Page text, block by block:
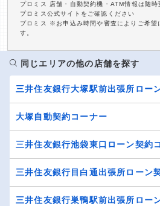
プロミス 店舗・自動契約機・ATM情報は随
プロミス公式サイトをご確認ください
プロミス ※お申込み時間や審査によりご希望
す。
同じエリアの他の店舗を探す
三井住友銀行大塚駅前出張所ロー
大塚自動契約コーナー
三井住友銀行池袋東口ローン契約
三井住友銀行目白通出張所ローン
三井住友銀行巣鴨駅前出張所ロー